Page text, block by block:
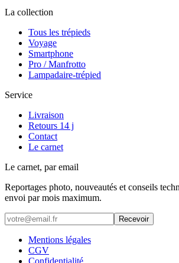
La collection
Tous les trépieds
Voyage
Smartphone
Pro / Manfrotto
Lampadaire-trépied
Service
Livraison
Retours 14 j
Contact
Le carnet
Le carnet, par email
Reportages photo, nouveautés et conseils
envoi par mois maximum.
Recevoir
Mentions légales
CGV
Confidentialité